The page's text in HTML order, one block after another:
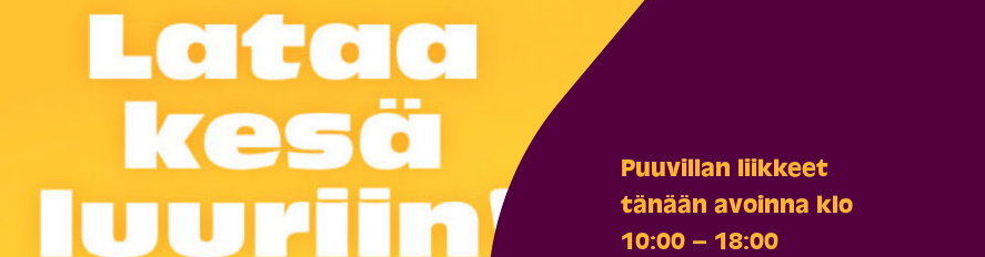
Puuvillan liikkeet
tänään avoinna klo
10:00 – 18:00